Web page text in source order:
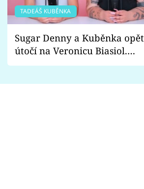
TADEÁŠ KUBĚNKA
Sugar Denny a Kuběnka opět
útočí na Veronicu Biasiol.
Proč je podle nich falešná a